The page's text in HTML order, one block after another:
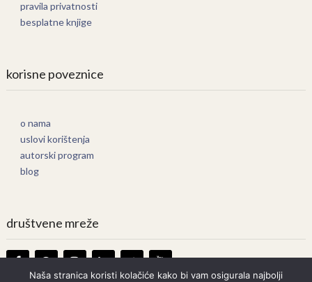
pravila privatnosti
besplatne knjige
korisne poveznice
o nama
uslovi korištenja
autorski program
blog
društvene mreže
Naša stranica koristi kolačiće kako bi vam osigurala najbolji